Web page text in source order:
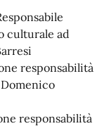
culturale ad
responsabilità
responsabilità